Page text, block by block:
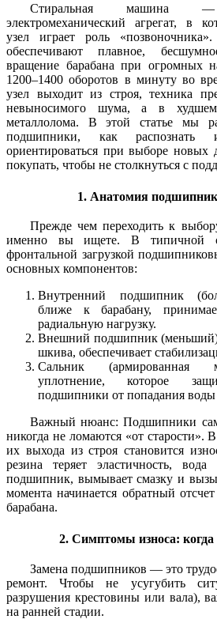
Стиральная машина
электромеханический агрегат, в
узел играет роль
обеспечивают плавное,
вращение барабана при огромных
1200–1400 оборотов в минуту во
узел выходит из строя, техника
невыносимого шума, а в
металлолома. В этой статье мы
подшипники, как
ориентироваться при выборе новых
покупать, чтобы не столкнуться с
1. Анатомия
Прежде чем переходить к
именно вы ищете. В типичной
фронтальной загрузкой
основных компонентов:
Внутренний подшипник
ближе к барабану,
радиальную нагрузку.
Внешний подшипник
шкива, обеспечивает
Сальник (армированная
уплотнение, которое
подшипники от попадания воды
Важный нюанс: Подшипники
никогда не ломаются «от старости».
их выхода из строя становится
резина теряет эластичность,
подшипник, вымывает смазку и
момента начинается обратный
барабана.
2. Симптомы износа: когда
Замена подшипников — это
ремонт. Чтобы не усугубить
разрушения крестовины или вала),
на ранней стадии.